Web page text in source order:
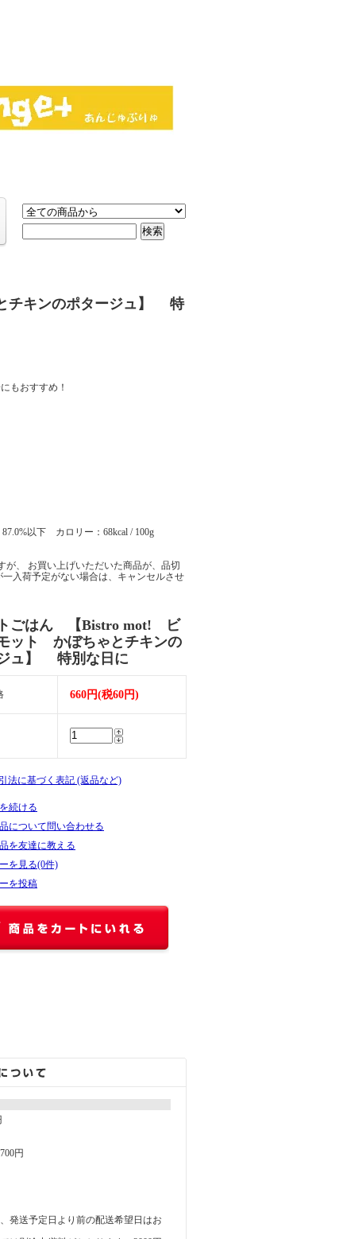
チキンのポタージュ】 特
もおすすめ！
以下 カロリー：68kcal / 100g
、 お買い上げいただいた商品が、品切
入荷予定がない場合は、キャンセルさせ
ごはん 【Bistro mot! ビ
ット かぼちゃとチキンの
ュ】 特別な日に
660円(税60円)
法に基づく表記 (返品など)
続ける
について問い合わせる
を友達に教える
を見る(0件)
を投稿
円
発送予定日より前の配送希望日はお